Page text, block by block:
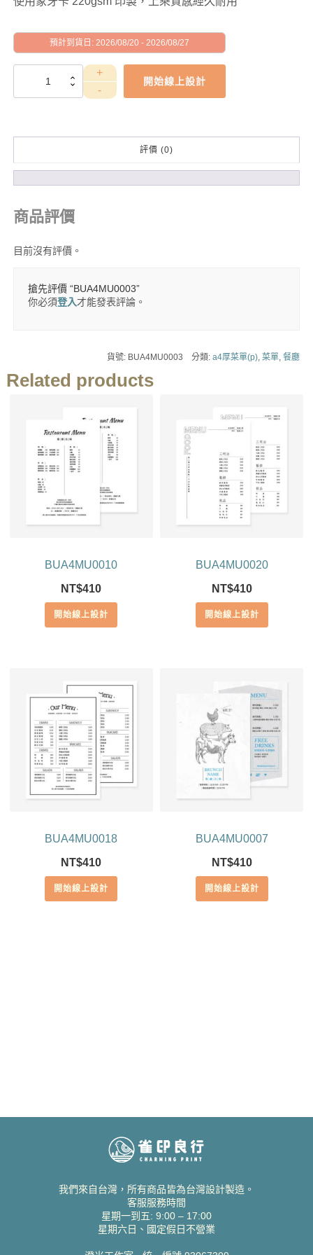
預計到貨日: 2026/08/20 - 2026/08/27
BUA4MU0003
開始線上設計
評價 (0)
商品評價
目前沒有評價。
搶先評價 “BUA4MU0003”
你必須登入才能發表評論。
貨號: BUA4MU0003 分類:a4厚菜單(p),菜單,餐廳
Related products
BUA4MU0010
NT$410
開始線上設計
BUA4MU0020
NT$410
開始線上設計
BUA4MU0018
NT$410
開始線上設計
BUA4MU0007
NT$410
開始線上設計
我們來自台灣，所有商品皆為台灣設計製造。
客服服務時間
星期一到五: 9:00 – 17:00
星期六日、國定假日不營業